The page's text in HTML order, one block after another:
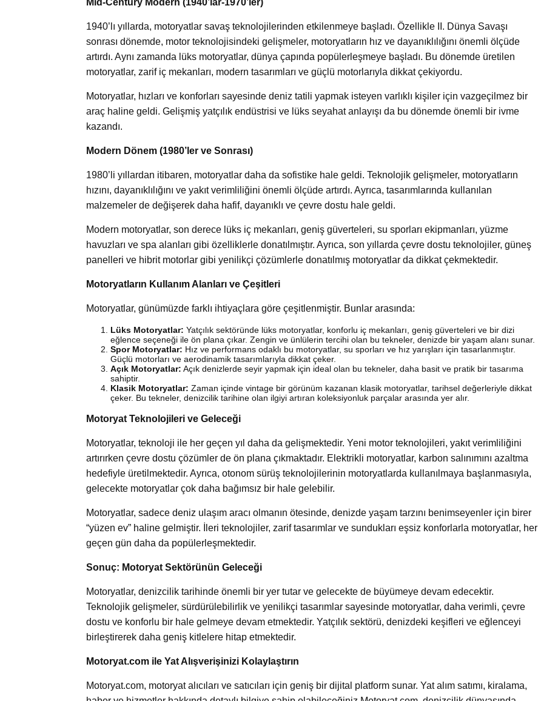
Mid-Century Modern (1940’lar-1970’ler)
1940’lı yıllarda, motoryatlar savaş teknolojilerinden etkilenmeye başladı. Özellikle II. Dünya Savaşı
sonrası dönemde, motor teknolojisindeki gelişmeler, motoryatların hız ve dayanıklılığını önemli ölçüde
artırdı. Aynı zamanda lüks motoryatlar, dünya çapında popülerleşmeye başladı. Bu dönemde üretilen
motoryatlar, zarif iç mekanları, modern tasarımları ve güçlü motorlarıyla dikkat çekiyordu.
Motoryatlar, hızları ve konforları sayesinde deniz tatili yapmak isteyen varlıklı kişiler için vazgeçilmez bir
araç haline geldi. Gelişmiş yatçılık endüstrisi ve lüks seyahat anlayışı da bu dönemde önemli bir ivme
kazandı.
Modern Dönem (1980’ler ve Sonrası)
1980’li yıllardan itibaren, motoryatlar daha da sofistike hale geldi. Teknolojik gelişmeler, motoryatların
hızını, dayanıklılığını ve yakıt verimliliğini önemli ölçüde artırdı. Ayrıca, tasarımlarında kullanılan
malzemeler de değişerek daha hafif, dayanıklı ve çevre dostu hale geldi.
Modern motoryatlar, son derece lüks iç mekanları, geniş güverteleri, su sporları ekipmanları, yüzme
havuzları ve spa alanları gibi özelliklerle donatılmıştır. Ayrıca, son yıllarda çevre dostu teknolojiler, güneş
panelleri ve hibrit motorlar gibi yenilikçi çözümlerle donatılmış motoryatlar da dikkat çekmektedir.
Motoryatların Kullanım Alanları ve Çeşitleri
Motoryatlar, günümüzde farklı ihtiyaçlara göre çeşitlenmiştir. Bunlar arasında:
Lüks Motoryatlar: Yatçılık sektöründe lüks motoryatlar, konforlu iç mekanları, geniş güverteleri ve bir dizi
eğlence seçeneği ile ön plana çıkar. Zengin ve ünlülerin tercihi olan bu tekneler, denizde bir yaşam alanı sunar.
Spor Motoryatlar: Hız ve performans odaklı bu motoryatlar, su sporları ve hız yarışları için tasarlanmıştır.
Güçlü motorları ve aerodinamik tasarımlarıyla dikkat çeker.
Açık Motoryatlar: Açık denizlerde seyir yapmak için ideal olan bu tekneler, daha basit ve pratik bir tasarıma
sahiptir.
Klasik Motoryatlar: Zaman içinde vintage bir görünüm kazanan klasik motoryatlar, tarihsel değerleriyle dikkat
çeker. Bu tekneler, denizcilik tarihine olan ilgiyi artıran koleksiyonluk parçalar arasında yer alır.
Motoryat Teknolojileri ve Geleceği
Motoryatlar, teknoloji ile her geçen yıl daha da gelişmektedir. Yeni motor teknolojileri, yakıt verimliliğini
artırırken çevre dostu çözümler de ön plana çıkmaktadır. Elektrikli motoryatlar, karbon salınımını azaltma
hedefiyle üretilmektedir. Ayrıca, otonom sürüş teknolojilerinin motoryatlarda kullanılmaya başlanmasıyla,
gelecekte motoryatlar çok daha bağımsız bir hale gelebilir.
Motoryatlar, sadece deniz ulaşım aracı olmanın ötesinde, denizde yaşam tarzını benimseyenler için birer
“yüzen ev” haline gelmiştir. İleri teknolojiler, zarif tasarımlar ve sundukları eşsiz konforlarla motoryatlar, her
geçen gün daha da popülerleşmektedir.
Sonuç: Motoryat Sektörünün Geleceği
Motoryatlar, denizcilik tarihinde önemli bir yer tutar ve gelecekte de büyümeye devam edecektir.
Teknolojik gelişmeler, sürdürülebilirlik ve yenilikçi tasarımlar sayesinde motoryatlar, daha verimli, çevre
dostu ve konforlu bir hale gelmeye devam etmektedir. Yatçılık sektörü, denizdeki keşifleri ve eğlenceyi
birleştirerek daha geniş kitlelere hitap etmektedir.
Motoryat.com ile Yat Alışverişinizi Kolaylaştırın
Motoryat.com, motoryat alıcıları ve satıcıları için geniş bir dijital platform sunar. Yat alım satımı, kiralama,